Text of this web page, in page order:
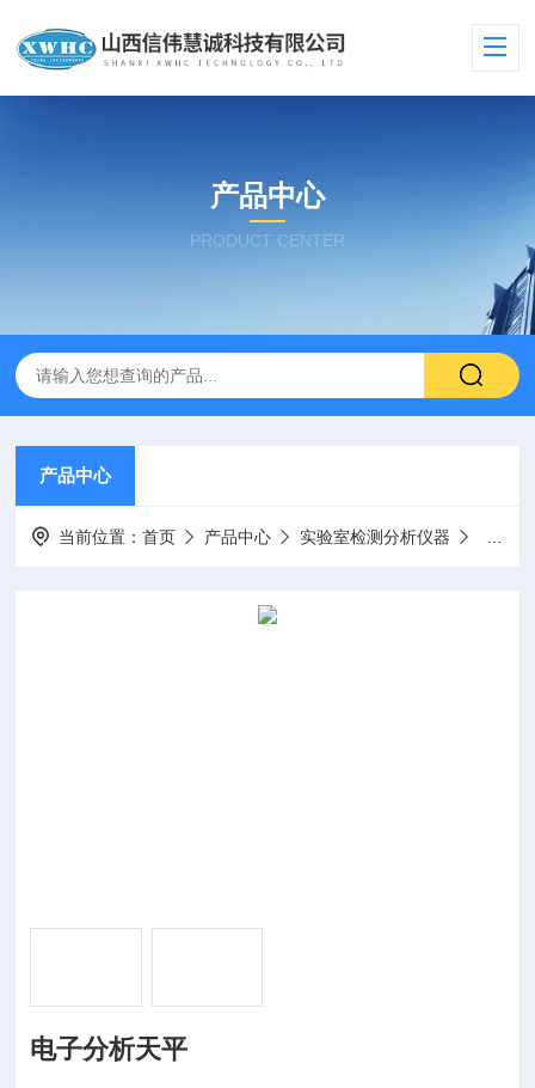
产品中心
PRODUCT CENTER
产品中心
当前位置：首页 产品中心 实验室检测分析仪器
电子分析天平